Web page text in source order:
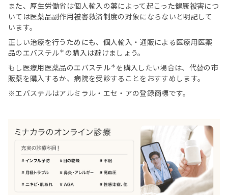
また、厚生労働省は個人輸入の薬によって起こった健康被害につ
いては医薬品副作用被害救済制度の対象にならないと明記して
います。
正しい治療を行うためにも、個人輸入・通販による医療用医薬
品のエバステル＊ の購入は避けましょう。
もし医療用医薬品のエバステル＊ を購入したい場合は、代替の市
販薬を購入するか、病院を受診することをおすすめします。
※エバステルはアルミラル・エセ・アの登録商標です。